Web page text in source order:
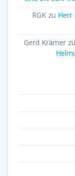
RGK zu Herr
Gerd Krämer zu